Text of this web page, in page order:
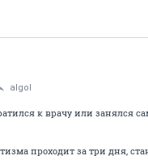
algol
к врачу или занялся
проходит за три дня,